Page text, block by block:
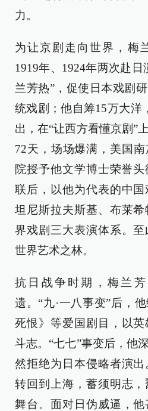
力。
为让京剧走向世界，梅
1919年、1924年两次赴
兰芳热”，促使日本戏剧
统戏剧；他自筹15万大洋
出，在“让西方看懂京剧”
72天，场场爆满，美国
院授予他文学博士荣誉
联后，以他为代表的中
坦尼斯拉夫斯基、布莱
界戏剧三大表演体系。
世界艺术之林。
抗日战争时期，梅兰
遗。“九·一八事变”后，
死恨》等爱国剧目，以
斗志。“七七”事变后，他
然拒绝为日本侵略者演
转回到上海，蓄须明志
舞台。面对日伪威逼，